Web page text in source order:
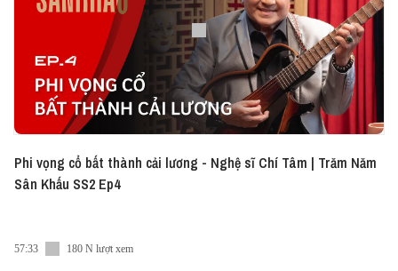
Phi vọng cổ bất thành cải lương - Nghệ sĩ Chí Tâm | Trăm Năm
Sân Khấu SS2 Ep4
57:33 180 N lượt xem